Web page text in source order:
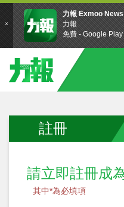
註冊
請立即註冊成
其中*為必填項